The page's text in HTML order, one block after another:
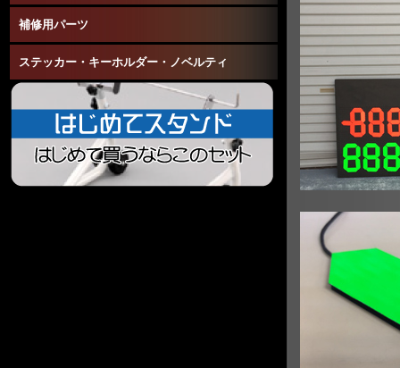
補修用パーツ
ステッカー・キーホルダー・ノベルティ